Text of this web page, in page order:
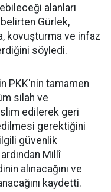
alanları
belirten Gürlek,
kovuşturma ve infaz
söyledi.
PKK'nin tamamen
silah ve
edilerek geri
gerektiğini
güvenlik
Millî
alınacağını ve
kaydetti.